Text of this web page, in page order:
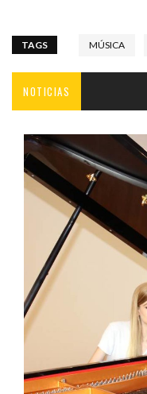
TAGS MÚSICA
NOTICIAS